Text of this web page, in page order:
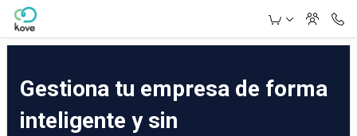
Skip to Main Content
Gestiona tu empresa de forma
inteligente y sin